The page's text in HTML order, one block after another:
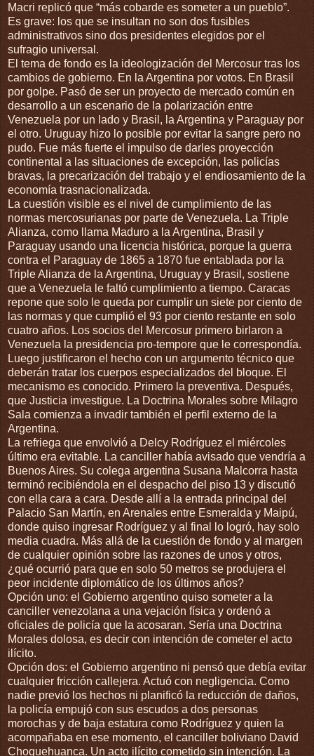
Macri replicó que “más cobarde es someter a un pueblo”.
Es grave: los que se insultan no son dos fusibles
administrativos sino dos presidentes elegidos por el
sufragio universal.
El tema de fondo es la ideologización del Mercosur tras los
cambios de gobierno. En la Argentina por votos. En Brasil
por golpe. Pasó de ser un proyecto de mercado común en
desarrollo a un escenario de la polarización entre
Venezuela por un lado y Brasil, la Argentina y Paraguay por
el otro. Uruguay hizo lo posible por evitar la sangre pero no
pudo. Fue más fuerte el impulso de darles proyección
continental a las situaciones de excepción, las policías
bravas, la precarización del trabajo y el endiosamiento de la
economía trasnacionalizada.
La cuestión visible es el nivel de cumplimiento de las
normas mercosurianas por parte de Venezuela. La Triple
Alianza, como llama Maduro a la Argentina, Brasil y
Paraguay usando una licencia histórica, porque la guerra
contra el Paraguay de 1865 a 1870 fue entablada por la
Triple Alianza de la Argentina, Uruguay y Brasil, sostiene
que a Venezuela le faltó cumplimiento a tiempo. Caracas
repone que solo le queda por cumplir un siete por ciento de
las normas y que cumplió el 93 por ciento restante en solo
cuatro años. Los socios del Mercosur primero birlaron a
Venezuela la presidencia pro-tempore que le correspondía.
Luego justificaron el hecho con un argumento técnico que
deberán tratar los cuerpos especializados del bloque. El
mecanismo es conocido. Primero la preventiva. Después,
que Justicia investigue. La Doctrina Morales sobre Milagro
Sala comienza a invadir también el perfil externo de la
Argentina.
La refriega que envolvió a Delcy Rodríguez el miércoles
último era evitable. La canciller había avisado que vendría a
Buenos Aires. Su colega argentina Susana Malcorra hasta
terminó recibiéndola en el despacho del piso 13 y discutió
con ella cara a cara. Desde allí a la entrada principal del
Palacio San Martín, en Arenales entre Esmeralda y Maipú,
donde quiso ingresar Rodríguez y al final lo logró, hay solo
media cuadra. Más allá de la cuestión de fondo y al margen
de cualquier opinión sobre las razones de unos y otros,
¿qué ocurrió para que en solo 50 metros se produjera el
peor incidente diplomático de los últimos años?
Opción uno: el Gobierno argentino quiso someter a la
canciller venezolana a una vejación física y ordenó a
oficiales de policía que la acosaran. Sería una Doctrina
Morales dolosa, es decir con intención de cometer el acto
ilícito.
Opción dos: el Gobierno argentino ni pensó que debía evitar
cualquier fricción callejera. Actuó con negligencia. Como
nadie previó los hechos ni planificó la reducción de daños,
la policía empujó con sus escudos a dos personas
morochas y de baja estatura como Rodríguez y quien la
acompañaba en ese momento, el canciller boliviano David
Choquehuanca. Un acto ilícito cometido sin intención. La